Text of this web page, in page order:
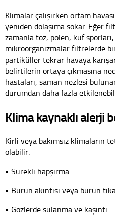
Klimalar çalışırken ortam
yeniden dolaşıma sokar. Eğer
zamanla toz, polen, küf
mikroorganizmalar filtrelerde
partiküller tekrar havaya
belirtilerin ortaya çıkmasına
hastaları, saman nezlesi
durumdan daha fazla
Klima kaynaklı alerji
Kirli veya bakımsız klimaların
olabilir:
• Sürekli hapşırma
• Burun akıntısı veya burun
• Gözlerde sulanma ve kaşıntı